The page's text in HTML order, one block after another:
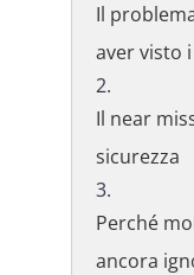
Il
aver visto
Il near
sicurezza
Perché
ancora